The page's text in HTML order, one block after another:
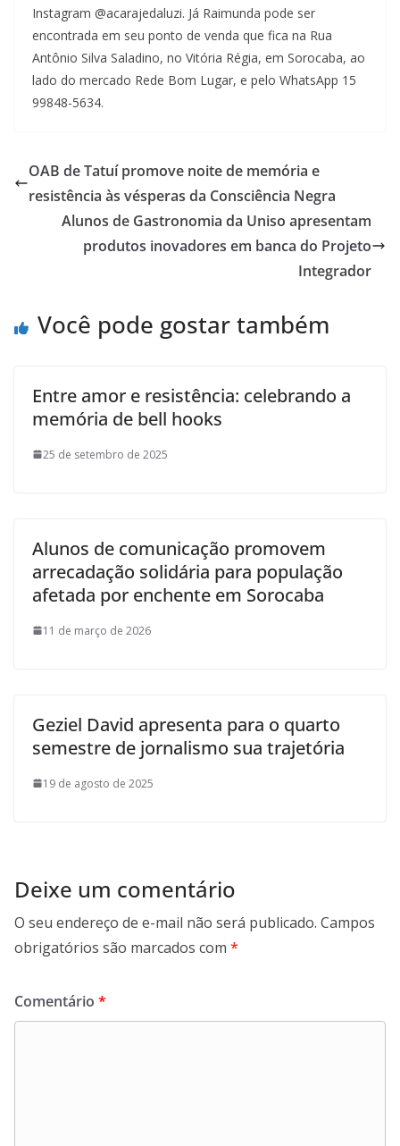
Instagram @acarajedaluzi. Já Raimunda pode ser
encontrada em seu ponto de venda que fica na Rua
Antônio Silva Saladino, no Vitória Régia, em Sorocaba, ao
lado do mercado Rede Bom Lugar, e pelo WhatsApp 15
99848-5634.
OAB de Tatuí promove noite de memória e
resistência às vésperas da Consciência Negra
Alunos de Gastronomia da Uniso apresentam
produtos inovadores em banca do Projeto
Integrador
Você pode gostar também
Entre amor e resistência: celebrando a
memória de bell hooks
25 de setembro de 2025
Alunos de comunicação promovem
arrecadação solidária para população
afetada por enchente em Sorocaba
11 de março de 2026
Geziel David apresenta para o quarto
semestre de jornalismo sua trajetória
19 de agosto de 2025
Deixe um comentário
O seu endereço de e-mail não será publicado. Campos
obrigatórios são marcados com *
Comentário *